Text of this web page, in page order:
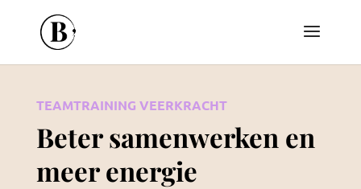
TEAMTRAINING VEERKRACHT
Beter samenwerken en
meer energie